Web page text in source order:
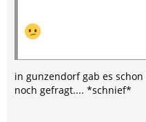
in gunzendorf gab es
noch gefragt.... *schnief*